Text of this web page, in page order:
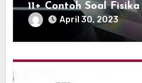
11+ Contoh Soal
April 30, 2023